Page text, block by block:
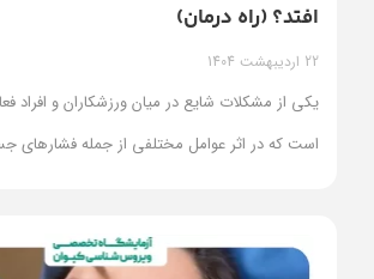
افتد؟ (راه درمان)
22 اردیبهشت 1404
یکی از مشکلات شایع در میان ورزشکاران و افراد
است که در اثر عوامل مختلفی از جمله فشارهای